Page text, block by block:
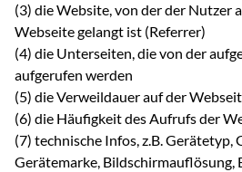
(3) die Website, von der der Nutzer
Webseite gelangt ist (Referrer)
(4) die Unterseiten, die von der
aufgerufen werden
(5) die Verweildauer auf der
(6) die Häufigkeit des Aufrufs der
(7) technische Infos, z.B. Gerätetyp,
Gerätemarke, Bildschirmauflösung,